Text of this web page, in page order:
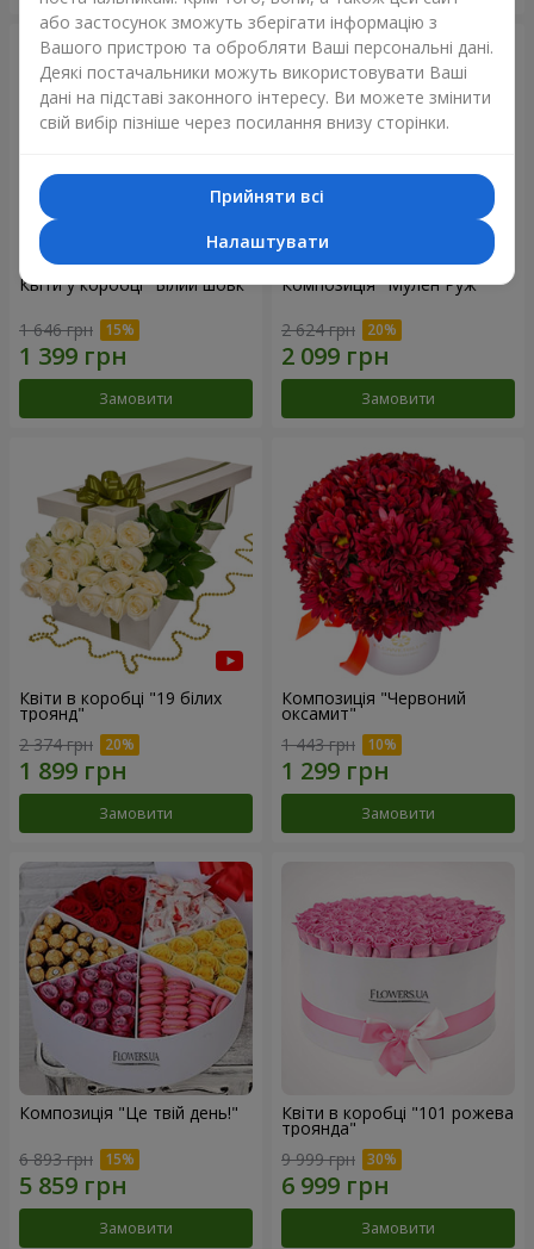
Квіти у коробці "Білий шовк"
1 646 грн
Замовити
Композиція "Мулен Руж"
2 624 грн
Замовити
Квіти в коробці "19 білих
троянд"
2 374 грн
Замовити
Композиція "Червоний
оксамит"
1 443 грн
Замовити
Композиція "Це твій день!"
6 893 грн
Замовити
Квіти в коробці "101 рожева
троянда"
9 999 грн
Замовити
або застосунок зможуть зберігати інформацію з
Вашого пристрою та обробляти Ваші персональні дані.
Деякі постачальники можуть використовувати Ваші
дані на підставі законного інтересу. Ви можете змінити
свій вибір пізніше через посилання внизу сторінки.
Прийняти всі
Налаштувати